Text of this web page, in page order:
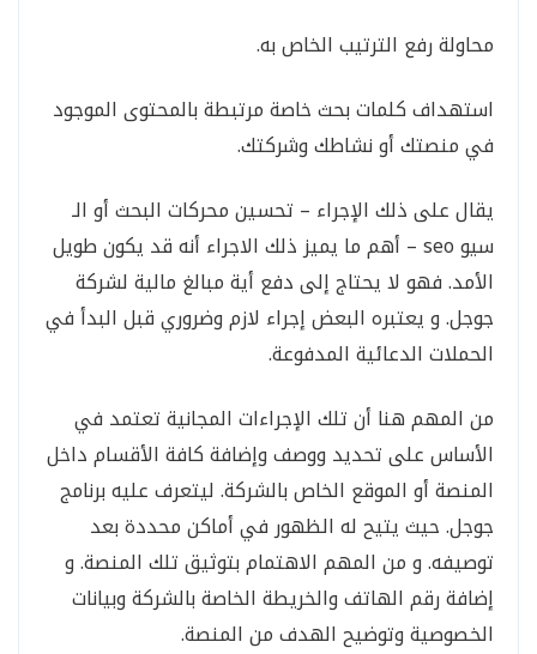
محاولة رفع الترتيب الخاص به.
استهداف كلمات بحث خاصة مرتبطة بالمحتوى الموجود
في منصتك أو نشاطك وشركتك.
يقال على ذلك الإجراء – تحسين محركات البحث أو الـ
سيو seo – أهم ما يميز ذلك الاجراء أنه قد يكون طويل
الأمد. فهو لا يحتاج إلى دفع أية مبالغ مالية لشركة
جوجل. و يعتبره البعض إجراء لازم وضروري قبل البدأ في
الحملات الدعائية المدفوعة.
من المهم هنا أن تلك الإجراءات المجانية تعتمد في
الأساس على تحديد ووصف وإضافة كافة الأقسام داخل
المنصة أو الموقع الخاص بالشركة. ليتعرف عليه برنامج
جوجل. حيث يتيح له الظهور في أماكن محددة بعد
توصيفه. و من المهم الاهتمام بتوثيق تلك المنصة. و
إضافة رقم الهاتف والخريطة الخاصة بالشركة وبيانات
الخصوصية وتوضيح الهدف من المنصة.